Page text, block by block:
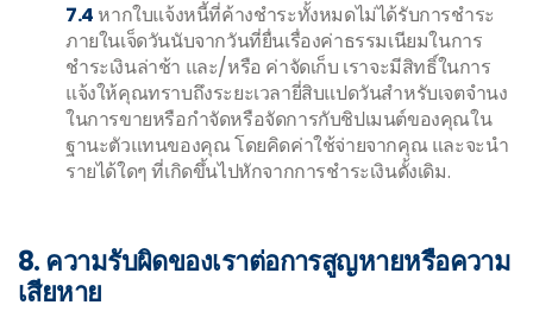
7.4 หากใบแจ้งหนี้ที่ค้างชำระทั้งหมดไม่ได้รับการชำระ
ภายในเจ็ดวันนับจากวันที่ยื่นเรื่องค่าธรรมเนียมในการ
ชำระเงินล่าช้า และ/หรือ ค่าจัดเก็บ เราจะมีสิทธิ์ในการ
แจ้งให้คุณทราบถึงระยะเวลายี่สิบแปดวันสำหรับเจตจำนง
ในการขายหรือกำจัดหรือจัดการกับชิปเมนต์ของคุณใน
ฐานะตัวแทนของคุณ โดยคิดค่าใช้จ่ายจากคุณ และจะนำ
รายได้ใดๆ ที่เกิดขึ้นไปหักจากการชำระเงินดั้งเดิม.
8. ความรับผิดของเราต่อการสูญหายหรือความ
เสียหาย